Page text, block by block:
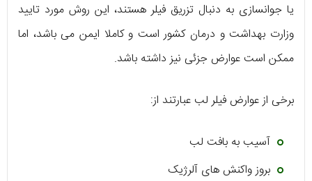
یا جوانسازی به دنبال تزریق فیلر هستند، این روش مورد تایید
وزارت بهداشت و درمان کشور است و کاملا ایمن می باشد، اما
ممکن است عوارض جزئی نیز داشته باشد.
برخی از عوارض فیلر لب عبارتند از:
آسیب به بافت لب
بروز واکنش های آلرژیک